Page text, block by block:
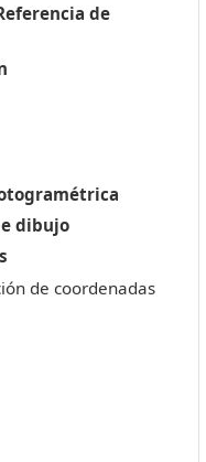
de
dibujo
de coordenadas